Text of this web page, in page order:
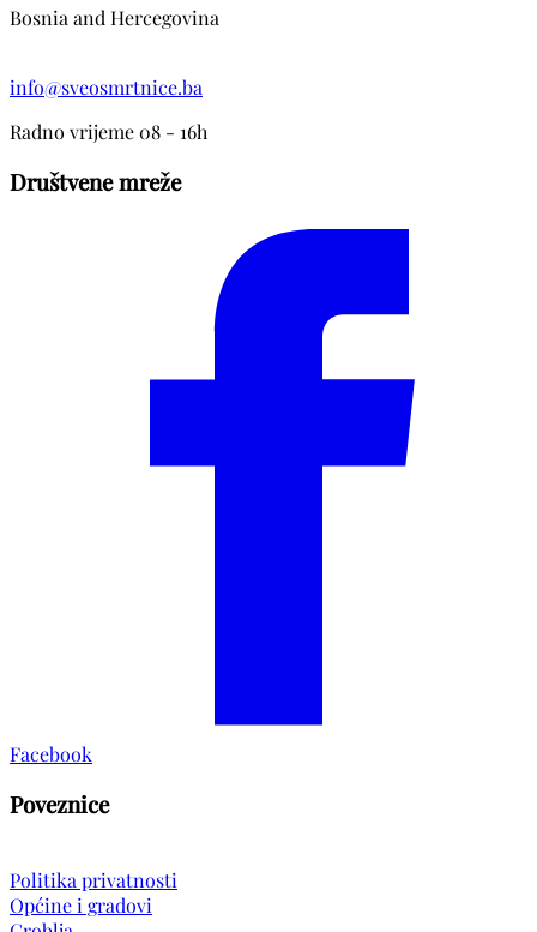
Bosnia and Hercegovina
info@sveosmrtnice.ba
Radno vrijeme 08 - 16h
Društvene mreže
Facebook
Poveznice
Politika privatnosti
Općine i gradovi